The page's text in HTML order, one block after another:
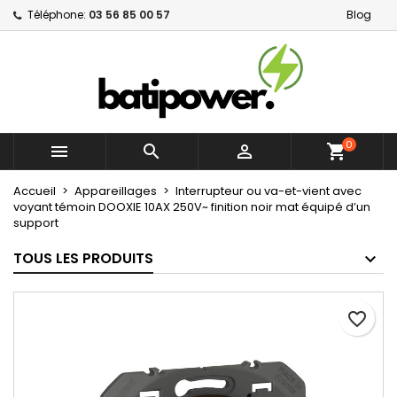
Téléphone: 03 56 85 00 57 Blog
   shopping_cart0
Accueil Appareillages
Interrupteur ou va-et-vient avec
voyant témoin DOOXIE 10AX 250V~ finition noir mat équipé d’un
support
TOUS LES PRODUITS
favorite_border
Mes listes d'envies ×
Créer une nouvelle liste
Créer une liste d'envies ×
Nom de la liste d'envies
Annuler Créer une liste d'envies
Connexion ×
Vous devez être connecté pour ajouter des produits
à votre liste d'envies.
Annuler Connexion